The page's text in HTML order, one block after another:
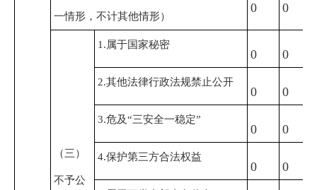
一情形，不计其他情形）
0 0
（三）
不予公
1.属于国家秘密
0 0
2.其他法律行政法规禁止公开
0 0
3.危及“三安全一稳定”
0 0
4.保护第三方合法权益
0 0